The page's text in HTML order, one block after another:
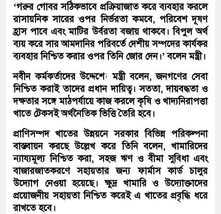
‘গরুর গোবর সঠিকভাবে প্রক্রিয়াজাত করে ব্যবহার করলে
রাসায়নিক সারের ওপর নির্ভরতা কমবে, পরিবেশ দূষণ
হ্রাস পাবে এবং মাটির উর্বরতা বজায় থাকবে। বিপুল অর্থ
ব্যয় করে সার আমদানির পরিবর্তে দেশীয় সম্পদের কার্যকর
ব্যবহার নিশ্চিত করার ওপর তিনি জোর দেন।’ বলেন মন্ত্রী।
নবীন কর্মকর্তাদের উদ্দেশ্যে মন্ত্রী বলেন, জনগণের সেবা
নিশ্চিত করাই তাদের প্রধান দায়িত্ব। সততা, দায়বদ্ধতা ও
দক্ষতার সঙ্গে মাঠপর্যায়ে কাজ করলে কৃষি ও খাদ্যনিরাপত্তা
খাতে টেকসই অর্থনৈতিক ভিত্তি তৈরি হবে।
প্রাণিসম্পদ খাতের উন্নয়নে সরকার বিভিন্ন পরিকল্পনা
বাস্তবায়ন করছে উল্লেখ করে তিনি বলেন, খামারিদের
ন্যায্যমূল্য নিশ্চিত করা, সহজ ঋণ ও বীমা সুবিধা এবং
বাজারজাতকরণে সহায়তার জন্য ফার্মাস কার্ড চালুর
উদ্যোগ নেওয়া হয়েছে। ক্ষুদ্র খামারি ও উদ্যোক্তাদের
প্রয়োজনীয় সহায়তা নিশ্চিত করেই এ খাতের প্রবৃদ্ধি ধরে
রাখতে হবে।